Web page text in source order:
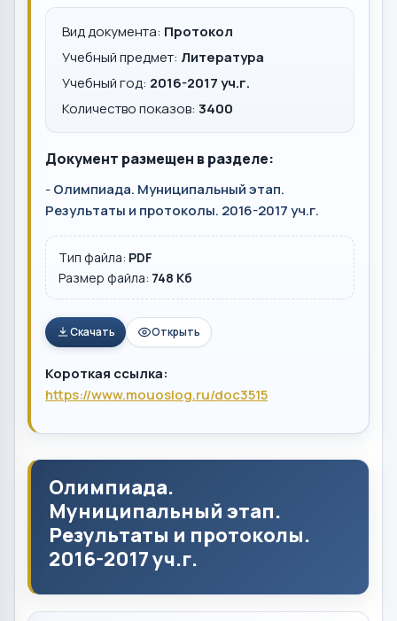
Вид документа: Протокол
Учебный предмет: Литература
Учебный год: 2016-2017 уч.г.
Количество показов: 3400
Документ размещен в разделе:
-Олимпиада. Муниципальный этап.
Результаты и протоколы. 2016-2017 уч.г.
Тип файла: PDF
Размер файла: 748 Кб
Скачать Открыть
Короткая ссылка:
https://www.mouoslog.ru/doc3515
Олимпиада.
Муниципальный этап.
Результаты и протоколы.
2016-2017 уч.г.